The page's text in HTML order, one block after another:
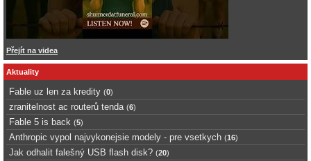
Přejít na videa
Aktuality
Fable uz len za kredity (0)
zranitelnost ac routerů tenda (6)
Fable 5 is back (5)
Anthropic vypol najvykonejsie modely - pre vsetkych (16)
Jak odhalit falešný USB flash disk? (20)